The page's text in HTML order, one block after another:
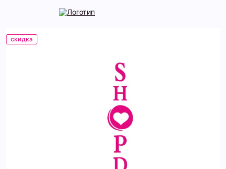
скидка